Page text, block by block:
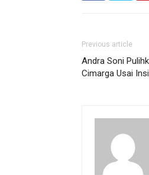
Previous article
Andra Soni
Cimarga Usai